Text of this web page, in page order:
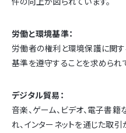
労働と環境基準：
労働者の権利と環境保護に関
基準を遵守することを求められ
デジタル貿易：
音楽、ゲーム、ビデオ、電子書
れ、インターネットを通じた取引